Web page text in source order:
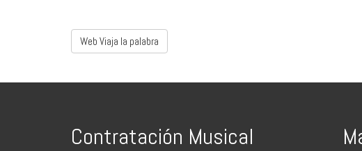
Web Viaja la palabra
Contratación Musical